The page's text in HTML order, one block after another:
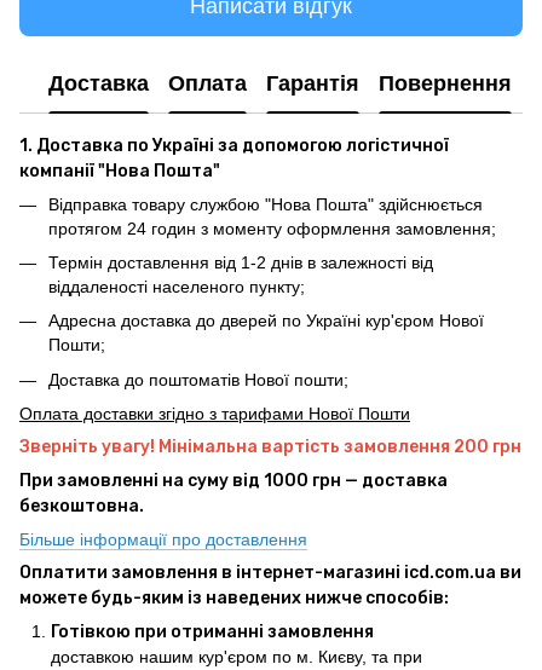
Написати відгук
Доставка Оплата Гарантія Повернення
1. Доставка по Україні за допомогою логістичної
компанії "Нова Пошта"
Відправка товару службою "Нова Пошта" здійснюється
протягом 24 годин з моменту оформлення замовлення;
Термін доставлення від 1-2 днів в залежності від
віддаленості населеного пункту;
Адресна доставка до дверей по Україні кур'єром Нової
Пошти;
Доставка до поштоматів Нової пошти;
Оплата доставки згідно з тарифами Нової Пошти
Зверніть увагу! Мінімальна вартість замовлення 200 грн
При замовленні на суму від 1000 грн — доставка
безкоштовна.
Більше інформації про доставлення
Оплатити замовлення в інтернет-магазині icd.com.ua ви
можете будь-яким із наведених нижче способів:
Готівкою при отриманні замовлення
доставкою нашим кур'єром по м. Києву, та при